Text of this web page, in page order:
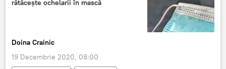
rătăceşte ochelarii în mască
Doina Crainic
19 Decembrie 2020, 08:00